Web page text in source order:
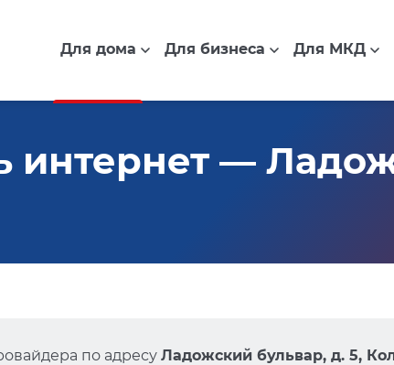
Для дома Для бизнеса Для МКД
интернет —
по адресу Ладожский бульвар, д. 5,